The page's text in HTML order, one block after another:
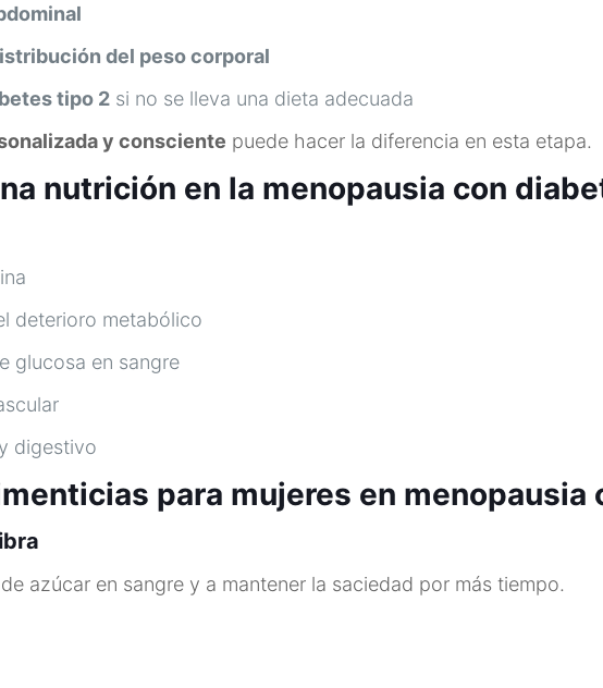
del peso corporal
tipo 2 si no se lleva una dieta adecuada
y consciente puede hacer la diferencia en esta etapa.
nutrición en la menopausia con
deterioro metabólico
glucosa en sangre
digestivo
para mujeres en menopausia
azúcar en sangre y a mantener la saciedad por más tiempo.